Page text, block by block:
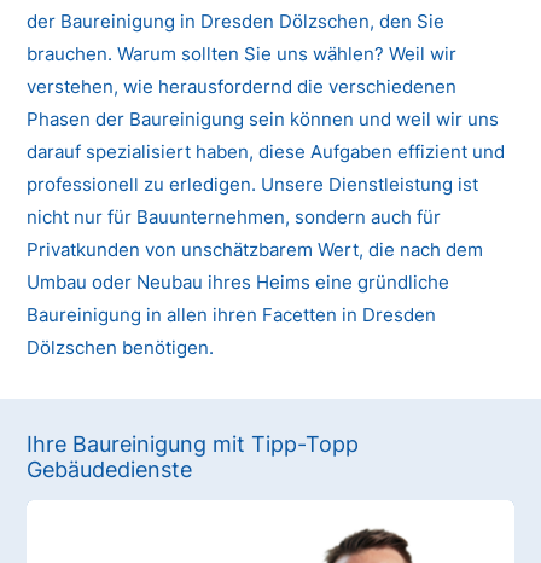
der Baureinigung in Dresden Dölzschen, den Sie
brauchen. Warum sollten Sie uns wählen? Weil wir
verstehen, wie herausfordernd die verschiedenen
Phasen der Baureinigung sein können und weil wir uns
darauf spezialisiert haben, diese Aufgaben effizient und
professionell zu erledigen. Unsere Dienstleistung ist
nicht nur für Bauunternehmen, sondern auch für
Privatkunden von unschätzbarem Wert, die nach dem
Umbau oder Neubau ihres Heims eine gründliche
Baureinigung in allen ihren Facetten in Dresden
Dölzschen benötigen.
Ihre Baureinigung mit Tipp-Topp
Gebäudedienste